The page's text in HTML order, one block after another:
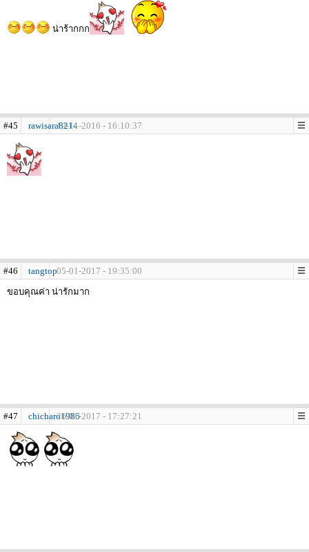
น่าร้ากกก
#45 rawisara821419-11-2016 - 16:10:37
#46 tangtop05-01-2017 - 19:35:00
ขอบคุณค่า น่ารักมาก
#47 chicharo198626-01-2017 - 17:27:21